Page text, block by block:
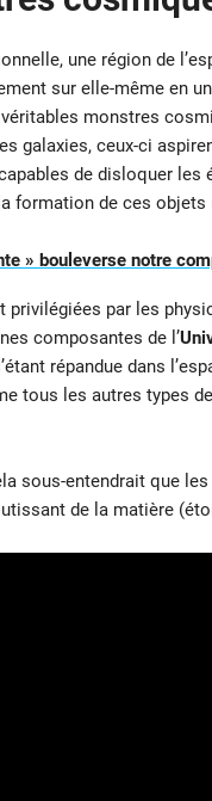
une région de
sur elle-même en
monstres
galaxies, ceux-ci
de disloquer
formation de ces
» bouleverse notre
privilégiées par les
composantes de l’
répandue dans
tous les autres types
sous-entendrait que les
de la matière